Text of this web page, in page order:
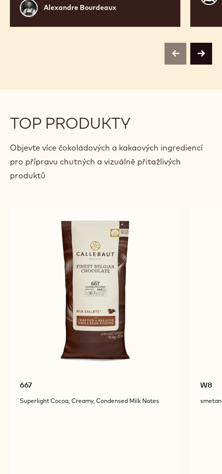
Alexandre
Bourdeaux
Alexandre Bourdeaux
previousnext
TOP PRODUKTY
Objevte více čokoládových a kakaových ingrediencí
pro přípravu chutných a vizuálně přitažlivých
produktů
667
Superlight Cocoa, Creamy, Condensed Milk Notes
W8